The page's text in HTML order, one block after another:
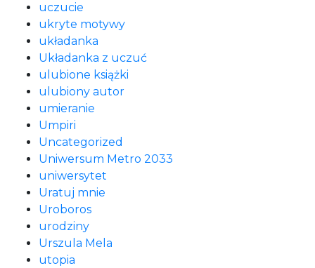
uczucie
ukryte motywy
układanka
Układanka z uczuć
ulubione książki
ulubiony autor
umieranie
Umpiri
Uncategorized
Uniwersum Metro 2033
uniwersytet
Uratuj mnie
Uroboros
urodziny
Urszula Mela
utopia